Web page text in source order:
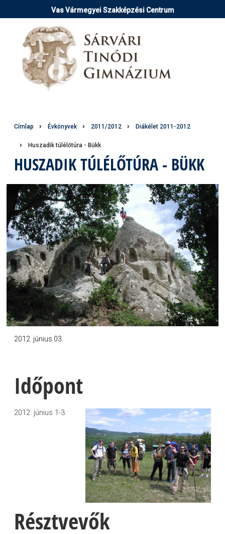
a
tartalomra
Vas Vármegyei Szakképzési Centrum
Morzsa
Címlap Évkönyvek 2011/2012 Diákélet 2011-2012
Huszadik túlélőtúra - Bükk
HUSZADIK TÚLÉLŐTÚRA - BÜKK
Időpont
2012. június 1-3.
Résztvevők
2012. június 03.